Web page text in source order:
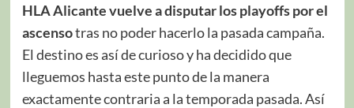
HLA Alicante vuelve a disputar los playoffs por el
ascensotras no poder hacerlo la pasada campaña.
El destino es así de curioso y ha decidido que
lleguemos hasta este punto de la manera
exactamente contraria a la temporada pasada. Así